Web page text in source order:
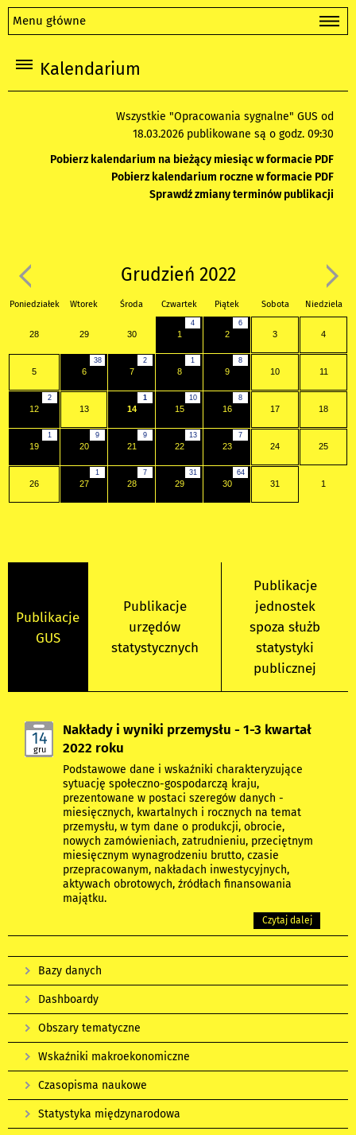
Menu główne
Kalendarium
Wszystkie "Opracowania sygnalne" GUS od
18.03.2026 publikowane są o godz. 09:30
Pobierz kalendarium na bieżący miesiąc w formacie PDF
Pobierz kalendarium roczne w formacie PDF
Sprawdź zmiany terminów publikacji
Grudzień 2022
Poniedziałek Wtorek Środa Czwartek Piątek Sobota Niedziela
28 29 30
4
1
6
2 3 4
5
38
6
2
7
1
8
8
9 10 11
2
12 13
1
14
10
15
8
16 17 18
1
19
9
20
9
21
13
22
7
23 24 25
26
1
27
7
28
31
29
64
30 31 1
Publikacje
GUS
Publikacje
urzędów
statystycznych
Publikacje
jednostek
spoza służb
statystyki
publicznej
14
gru
Nakłady i wyniki przemysłu - 1-3 kwartał
2022 roku
Podstawowe dane i wskaźniki charakteryzujące
sytuację społeczno-gospodarczą kraju,
prezentowane w postaci szeregów danych -
miesięcznych, kwartalnych i rocznych na temat
przemysłu, w tym dane o produkcji, obrocie,
nowych zamówieniach, zatrudnieniu, przeciętnym
miesięcznym wynagrodzeniu brutto, czasie
przepracowanym, nakładach inwestycyjnych,
aktywach obrotowych, źródłach finansowania
majątku.
Czytaj dalej
Bazy danych
Dashboardy
Obszary tematyczne
Wskaźniki makroekonomiczne
Czasopisma naukowe
Statystyka międzynarodowa